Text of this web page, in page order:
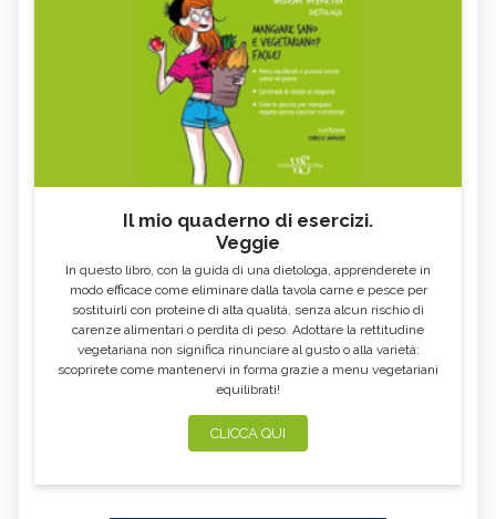
Il mio quaderno di esercizi.
Veggie
In questo libro, con la guida di una dietologa, apprenderete in
modo efficace come eliminare dalla tavola carne e pesce per
sostituirli con proteine di alta qualità, senza alcun rischio di
carenze alimentari o perdita di peso. Adottare la rettitudine
vegetariana non significa rinunciare al gusto o alla varietà:
scoprirete come mantenervi in forma grazie a menu vegetariani
equilibrati!
CLICCA QUI